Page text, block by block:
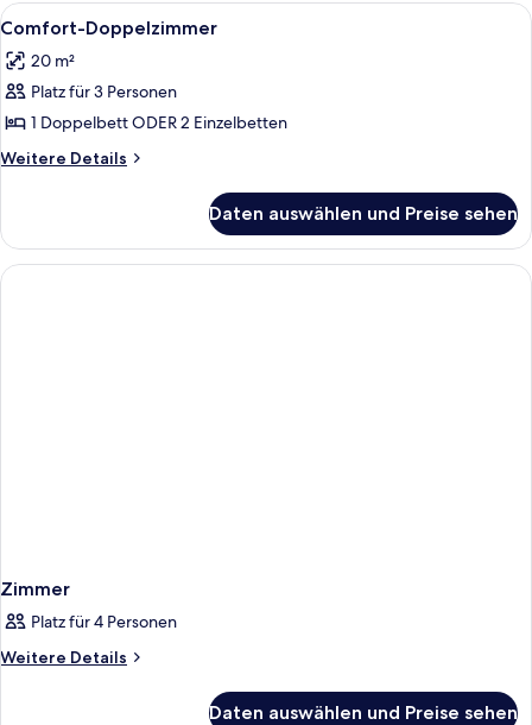
Alle
Fotos
für
Comfort-
Doppelzimmer
anzeigen
Ein hölzernes Bett mit grüner
6
Comfort-Doppelzimmer
20 m²
Platz für 3 Personen
1 Doppelbett ODER 2 Einzelbetten
Weitere Details
Weitere
Doppelzimmer
Daten auswählen und Preise sehen
Zimmer
Platz für 4 Personen
Weitere Details
Weitere
Daten auswählen und Preise sehen